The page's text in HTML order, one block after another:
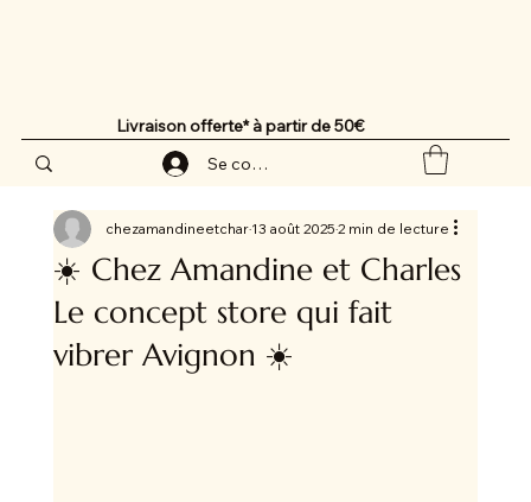
Livraison offerte* à partir de 50€
Se connecter
☀️ Chez Amandine et Charles
Le concept store qui fait
vibrer Avignon ☀️
chezamandineetchar13 août 20252 min de lecture